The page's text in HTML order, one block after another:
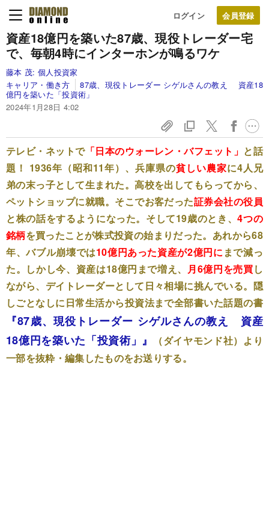
ログイン
資産18億円を築いた87歳、現役トレーダー宅
で、毎朝4時にインターホンが鳴るワケ
藤本 茂: 個人投資家
キャリア・働き方
87歳、現役トレーダー シゲルさんの教え 資産18
億円を築いた「投資術」
2024年1月28日 4:02
テレビ・ネットで「日本のウォーレン・バフェット」 と話
題！ 1936年（昭和11年）、兵庫県の貧しい農家に4人兄
弟の末っ子として生まれた。高校を出してもらってから、
ペットショップに就職。そこでお客だった証券会社の役員
と株の話をするようになった。そして19歳のとき、4つの
銘柄を買ったことが株式投資の始まりだった。あれから68
年、バブル崩壊では10億円あった資産が2億円に まで減っ
た。しかし今、資産は18億円まで増え、 月6億円を売買し
ながら、デイトレーダーとして日々相場に挑んでいる。隠
しごとなしに日常生活から投資法まで全部書いた話題の書
『87歳、現役トレーダー シゲルさんの教え 資産
18億円を築いた「投資術」』
（ダイヤモンド社） より
一部を抜粋・編集したものをお送りする。